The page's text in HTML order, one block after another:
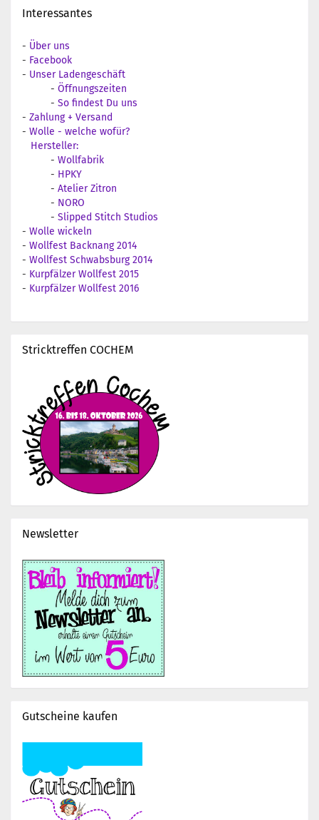
Interessantes
- Über uns
- Facebook
- Unser Ladengeschäft
- Öffnungszeiten
- So findest Du uns
- Zahlung + Versand
- Wolle - welche wofür?
Hersteller:
- Wollfabrik
- HPKY
- Atelier Zitron
- NORO
- Slipped Stitch Studios
- Wolle wickeln
- Wollfest Backnang 2014
- Wollfest Schwabsburg 2014
- Kurpfälzer Wollfest 2015
- Kurpfälzer Wollfest 2016
Stricktreffen COCHEM
Newsletter
Gutscheine kaufen